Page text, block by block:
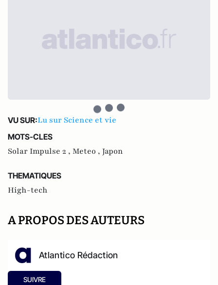
VU SUR:Lu sur Science et vie
MOTS-CLES
Solar Impulse 2 , Meteo , Japon
THEMATIQUES
High-tech
A PROPOS DES AUTEURS
Atlantico Rédaction
SUIVRE